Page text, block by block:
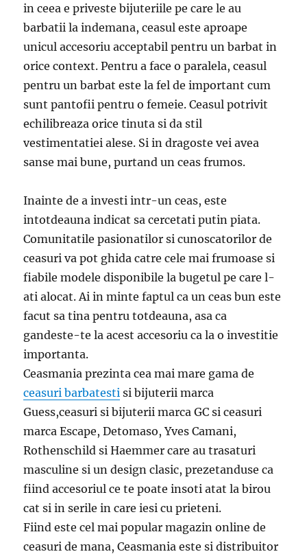
in ceea e priveste bijuteriile pe care le au
barbatii la indemana, ceasul este aproape
unicul accesoriu acceptabil pentru un barbat in
orice context. Pentru a face o paralela, ceasul
pentru un barbat este la fel de important cum
sunt pantofii pentru o femeie. Ceasul potrivit
echilibreaza orice tinuta si da stil
vestimentatiei alese. Si in dragoste vei avea
sanse mai bune, purtand un ceas frumos.
Inainte de a investi intr-un ceas, este
intotdeauna indicat sa cercetati putin piata.
Comunitatile pasionatilor si cunoscatorilor de
ceasuri va pot ghida catre cele mai frumoase si
fiabile modele disponibile la bugetul pe care l-
ati alocat. Ai in minte faptul ca un ceas bun este
facut sa tina pentru totdeauna, asa ca
gandeste-te la acest accesoriu ca la o investitie
importanta.
Ceasmania prezinta cea mai mare gama de
ceasuri barbatesti si bijuterii marca
Guess,ceasuri si bijuterii marca GC si ceasuri
marca Escape, Detomaso, Yves Camani,
Rothenschild si Haemmer care au trasaturi
masculine si un design clasic, prezetanduse ca
fiind accesoriul ce te poate insoti atat la birou
cat si in serile in care iesi cu prieteni.
Fiind este cel mai popular magazin online de
ceasuri de mana, Ceasmania este si distribuitor